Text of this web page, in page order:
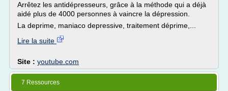
Arrêtez les antidépresseurs, grâce à la méthode qui a déjà
aidé plus de 4000 personnes à vaincre la dépression.
La deprime, maniaco depressive, traitement déprime,...
Lire la suite
Site : youtube.com
7 Ressources